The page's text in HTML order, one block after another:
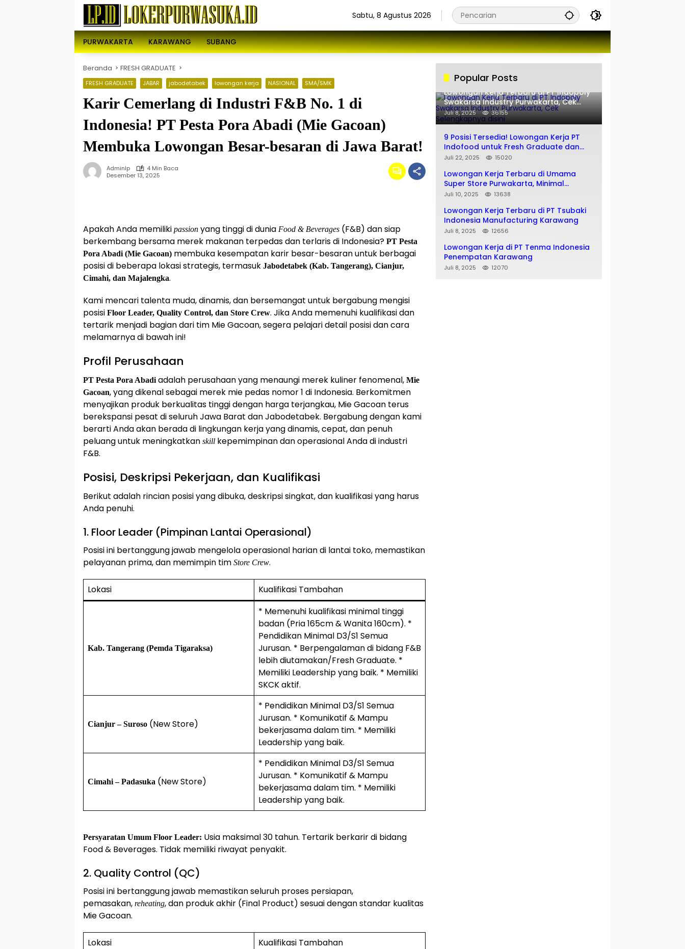
Sabtu, 8 Agustus 2026
PURWAKARTA KARAWANG SUBANG
Beranda FRESH GRADUATE
FRESH GRADUATE JABAR jabodetabek lowongan kerja NASIONAL SMA/SMK
Karir Cemerlang di Industri F&B No. 1 di
Indonesia! PT Pesta Pora Abadi (Mie Gacoan)
Membuka Lowongan Besar-besaran di Jawa Barat!
Adminlp
4 Min Baca
Desember 13, 2025
Apakah Anda memiliki passion yang tinggi di dunia Food & Beverages (F&B) dan siap
berkembang bersama merek makanan terpedas dan terlaris di Indonesia? PT Pesta
Pora Abadi (Mie Gacoan) membuka kesempatan karir besar-besaran untuk berbagai
posisi di beberapa lokasi strategis, termasuk Jabodetabek (Kab. Tangerang), Cianjur,
Cimahi, dan Majalengka.
Kami mencari talenta muda, dinamis, dan bersemangat untuk bergabung mengisi
posisi Floor Leader, Quality Control, dan Store Crew. Jika Anda memenuhi kualifikasi dan
tertarik menjadi bagian dari tim Mie Gacoan, segera pelajari detail posisi dan cara
melamarnya di bawah ini!
Profil Perusahaan
PT Pesta Pora Abadiadalah perusahaan yang menaungi merek kuliner fenomenal, Mie
Gacoan, yang dikenal sebagai merek mie pedas nomor 1 di Indonesia. Berkomitmen
menyajikan produk berkualitas tinggi dengan harga terjangkau, Mie Gacoan terus
berekspansi pesat di seluruh Jawa Barat dan Jabodetabek. Bergabung dengan kami
berarti Anda akan berada di lingkungan kerja yang dinamis, cepat, dan penuh
peluang untuk meningkatkan skill kepemimpinan dan operasional Anda di industri
F&B.
Posisi, Deskripsi Pekerjaan, dan Kualifikasi
Berikut adalah rincian posisi yang dibuka, deskripsi singkat, dan kualifikasi yang harus
Anda penuhi.
1. Floor Leader (Pimpinan Lantai Operasional)
Posisi ini bertanggung jawab mengelola operasional harian di lantai toko, memastikan
pelayanan prima, dan memimpin tim Store Crew.
Lokasi Kualifikasi Tambahan
Kab. Tangerang (Pemda Tigaraksa)
* Memenuhi kualifikasi minimal tinggi
badan (Pria 165cm & Wanita 160cm). *
Pendidikan Minimal D3/S1 Semua
Jurusan. * Berpengalaman di bidang F&B
lebih diutamakan/Fresh Graduate. *
Memiliki Leadership yang baik. * Memiliki
SKCK aktif.
Cianjur – Suroso (New Store)
* Pendidikan Minimal D3/S1 Semua
Jurusan. * Komunikatif & Mampu
bekerjasama dalam tim. * Memiliki
Leadership yang baik.
Cimahi – Padasuka (New Store)
* Pendidikan Minimal D3/S1 Semua
Jurusan. * Komunikatif & Mampu
bekerjasama dalam tim. * Memiliki
Leadership yang baik.
Persyaratan Umum Floor Leader: Usia maksimal 30 tahun. Tertarik berkarir di bidang
Food & Beverages. Tidak memiliki riwayat penyakit.
2. Quality Control (QC)
Posisi ini bertanggung jawab memastikan seluruh proses persiapan,
pemasakan, reheating, dan produk akhir (Final Product) sesuai dengan standar kualitas
Mie Gacoan.
Lokasi Kualifikasi Tambahan
Popular Posts
Lowongan Kerja Terbaru di PT Indopoly
Swakarsa Industry Purwakarta, Cek
Selengkapnya disini
Juli 8, 2025 36155
9 Posisi Tersedia! Lowongan Kerja PT
Indofood untuk Fresh Graduate dan
Tamatan SMA SMK
Juli 22, 2025 15020
Lowongan Kerja Terbaru di Umama
Super Store Purwakarta, Minimal
Lulusan SMA SMK
Juli 10, 2025 13638
Lowongan Kerja Terbaru di PT Tsubaki
Indonesia Manufacturing Karawang
Juli 8, 2025 12656
Lowongan Kerja di PT Tenma Indonesia
Penempatan Karawang
Juli 8, 2025 12070